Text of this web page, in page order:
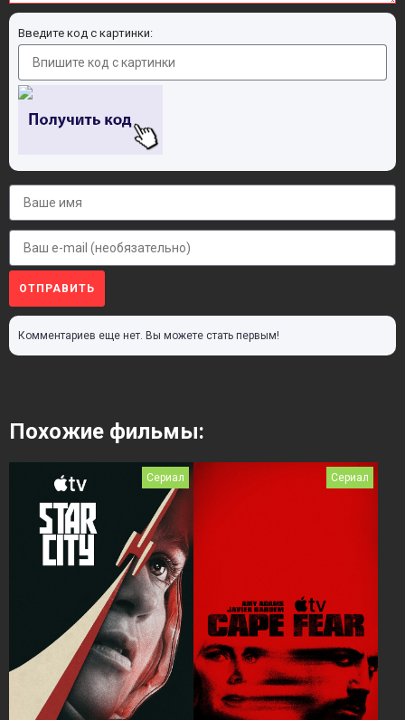
Введите код с картинки:
ОТПРАВИТЬ
Комментариев еще нет. Вы можете стать первым!
Похожие фильмы:
Сериал Сериал